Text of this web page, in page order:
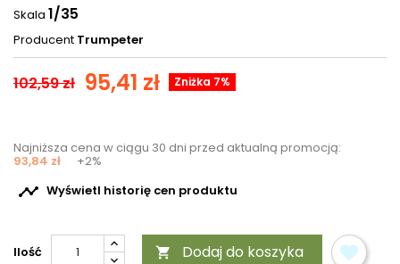
Skala 1/35
Producent Trumpeter
102,59 zł 95,41 zł Zniżka 7%
Najniższa cena w ciągu 30 dni przed aktualną promocją:
93,84 zł +2%
 Wyświetl historię cen produktu
Ilość  Dodaj do koszyka